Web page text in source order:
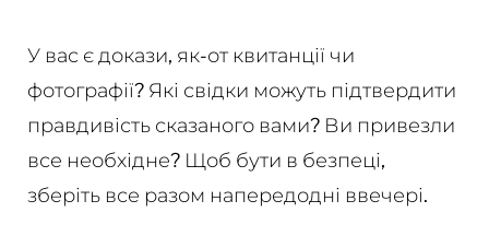
У вас є докази, як-от квитанції чи
фотографії? Які свідки можуть підтвердити
правдивість сказаного вами? Ви привезли
все необхідне? Щоб бути в безпеці,
зберіть все разом напередодні ввечері.